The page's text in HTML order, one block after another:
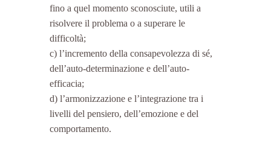
fino a quel momento sconosciute, utili a
risolvere il problema o a superare le
difficoltà;
c) l’incremento della consapevolezza di sé,
dell’auto-determinazione e dell’auto-
efficacia;
d) l’armonizzazione e l’integrazione tra i
livelli del pensiero, dell’emozione e del
comportamento.